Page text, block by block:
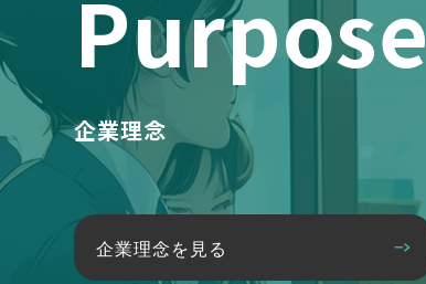
Purpose
企業理念
企業理念を見る